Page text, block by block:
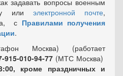
задавать вопросы военным
или электронной почте,
с Правилами получения
.
Москва) (работает
915-010-94-77 (МТС Москва)
кроме праздничных и